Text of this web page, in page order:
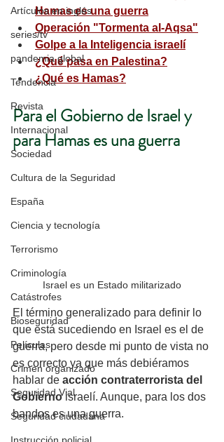
Artículos en inglés
series/tv
pandemia global
Tendencia
Revista
Internacional
Sociedad
Cultura de la Seguridad
España
Ciencia y tecnología
Terrorismo
Criminología
Catástrofes
Bioseguridad
Películas
Crimen organizado
Seguridad Vial
Seguridad ciudadana
Hamas es una guerra
Operación "Tormenta al-Aqsa"
Golpe a la Inteligencia israelí
¿Qué pasa en Palestina?
¿Qué es Hamas?
Para el Gobierno de Israel y
para Hamas es una guerra
Israel es un Estado militarizado
El término generalizado para definir lo
que está sucediendo en Israel es el de
guerra, pero desde mi punto de vista no
es correcto ya que más debiéramos
hablar de acción contraterrorista del
Gobierno israelí. Aunque, para los dos
bandos es una guerra.